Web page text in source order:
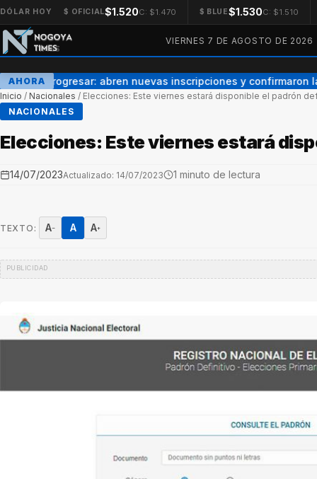
DÓLAR HOY $ OFICIAL$1.520C: $1.470 $ BLUE$1.530C: $1.510
VIERNES 7 DE AGOSTO DE 2026
AHORA
Becas Progresar: abren nuevas inscripciones y confirmaron
Inicio / Nacionales / Elecciones: Este viernes estará disponible el padrón
NACIONALES
Elecciones: Este viernes estará
14/07/2023Actualizado: 14/07/2023 1 minuto de lectura
TEXTO: A− A A+